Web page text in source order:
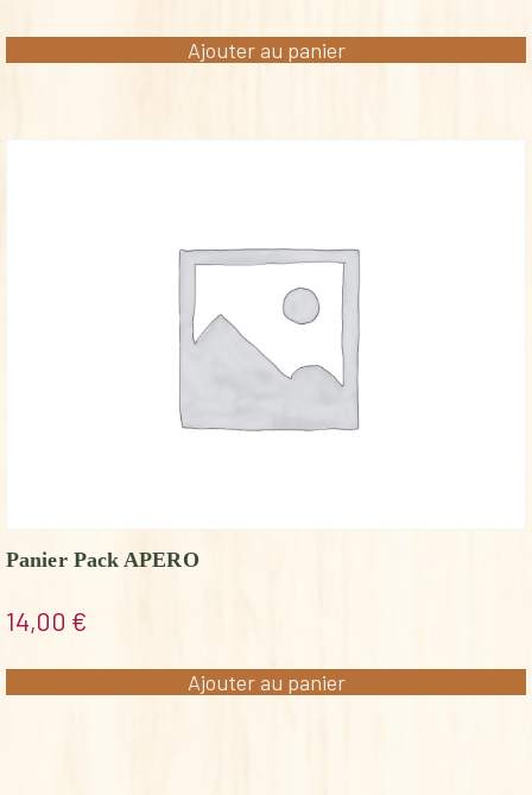
Ajouter au panier
Panier Pack APERO
14,00 €
Ajouter au panier